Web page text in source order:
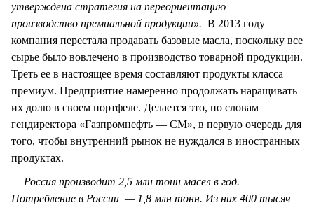
утверждена стратегия на переориентацию —
производство премиальной продукции». В 2013 году
компания перестала продавать базовые масла, поскольку все
сырье было вовлечено в производство товарной продукции.
Треть ее в настоящее время составляют продукты класса
премиум. Предприятие намеренно продолжать наращивать
их долю в своем портфеле. Делается это, по словам
гендиректора «Газпромнефть — СМ», в первую очередь для
того, чтобы внутренний рынок не нуждался в иностранных
продуктах.
— Россия производит 2,5 млн тонн масел в год.
Потребление в России — 1,8 млн тонн. Из них 400 тысяч